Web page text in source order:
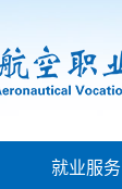
就业服务